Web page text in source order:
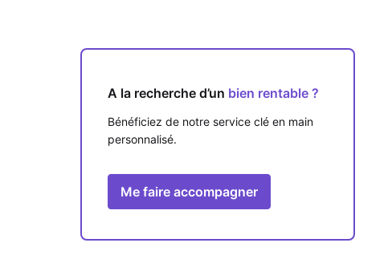
A la recherche d’un bien rentable ?
Bénéficiez de notre service clé en main
personnalisé.
Me faire accompagner